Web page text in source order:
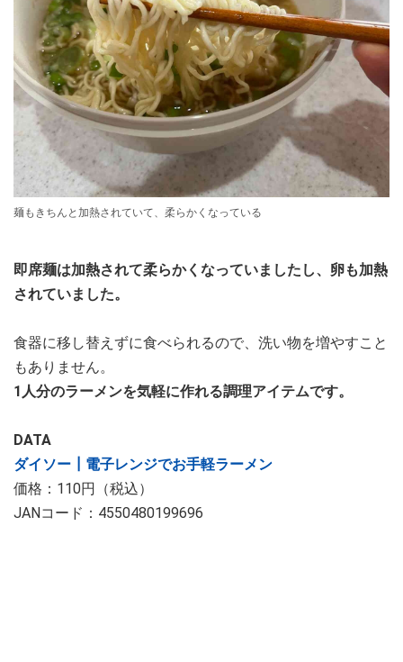
麺もきちんと加熱されていて、柔らかくなっている
即席麺は加熱されて柔らかくなっていましたし、卵も加熱
されていました。
食器に移し替えずに食べられるので、洗い物を増やすこと
もありません。
1人分のラーメンを気軽に作れる調理アイテムです。
DATA
ダイソー┃電子レンジでお手軽ラーメン
価格：110円（税込）
JANコード：4550480199696